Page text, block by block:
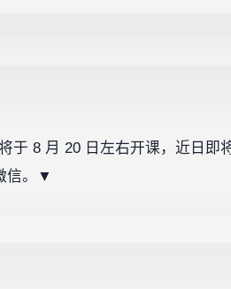
于 8 月 20 日左右开课，近日
信。▼